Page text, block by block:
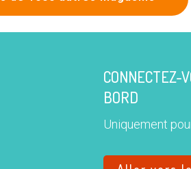
CONNECTEZ-
BORD
Uniquement